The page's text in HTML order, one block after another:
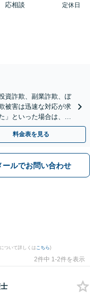
応相談
定休日
資詐欺、副業詐欺、ぼ
被害は迅速な対応が求
」といった場合は、お
相談可】
料金表を見る
ールでお問い合わせ
ついて詳しくはこちら)
2件中 1-2件を表示